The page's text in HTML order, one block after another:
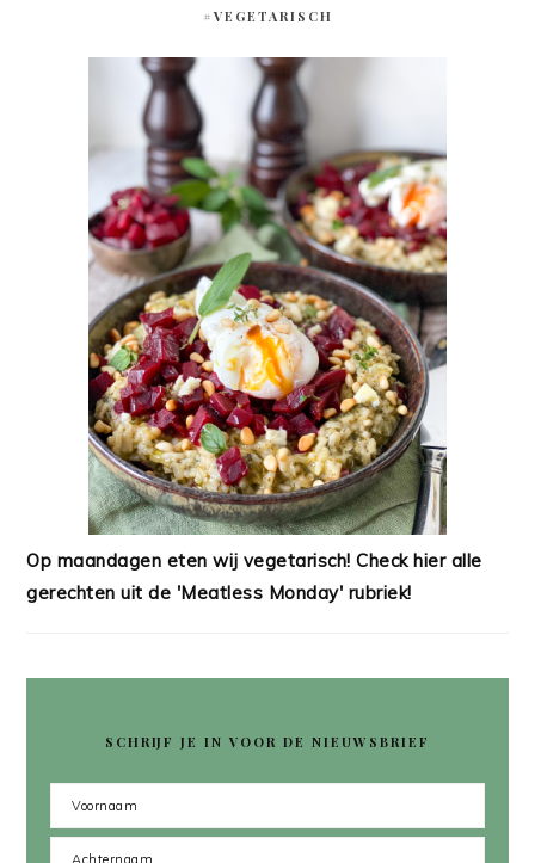
#VEGETARISCH
Op maandagen eten wij vegetarisch! Check hier alle
gerechten uit de 'Meatless Monday' rubriek!
SCHRIJF JE IN VOOR DE NIEUWSBRIEF